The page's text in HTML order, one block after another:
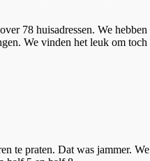
78 huisadressen. We hebben
We vinden het leuk om toch
te praten. Dat was jammer. We